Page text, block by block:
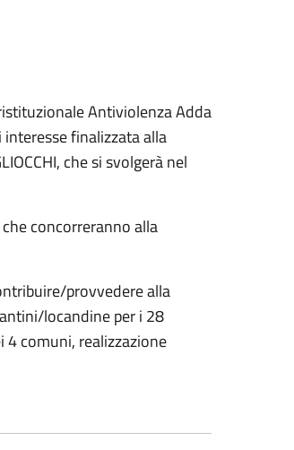
Antiviolenza Adda
finalizzata alla
che si svolgerà nel
concorreranno alla
provvedere alla
locandine per i 28
4 comuni, realizzazione